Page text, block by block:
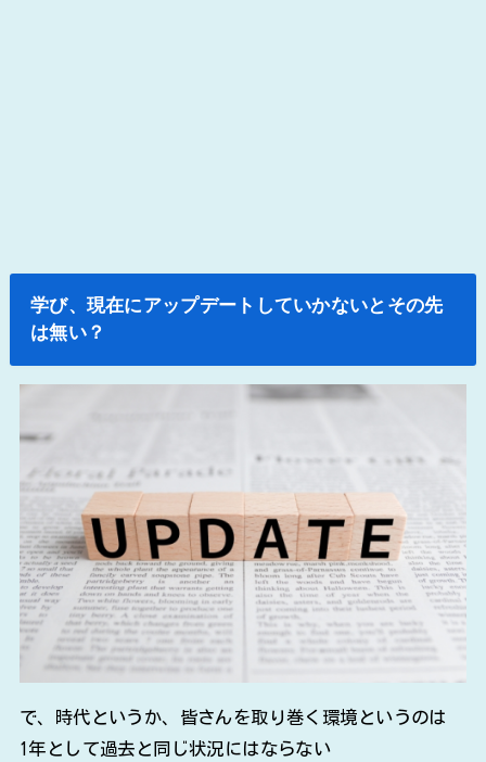
学び、現在にアップデートしていかないとその先
は無い？
で、時代というか、皆さんを取り巻く環境というのは
1年として過去と同じ状況にはならない